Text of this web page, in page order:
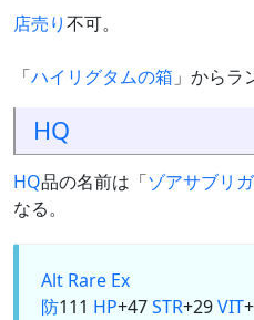
店売り不可。
「ハイリグタムの箱 」からラ
HQ
HQ品の名前は「ゾアサブリガ
なる。
Alt Rare Ex
防111 HP+47STR+29VIT